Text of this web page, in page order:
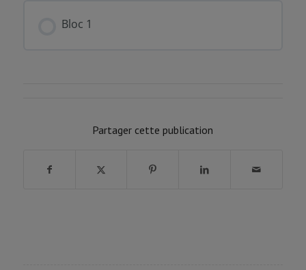
Bloc 1
Partager cette publication